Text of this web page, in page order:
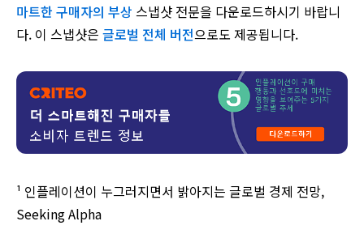
마트한 구매자의 부상 스냅샷 전문을 다운로드하시기 바랍니
다. 이 스냅샷은 글로벌 전체 버전으로도 제공됩니다.
¹ 인플레이션이 누그러지면서 밝아지는 글로벌 경제 전망,
Seeking Alpha